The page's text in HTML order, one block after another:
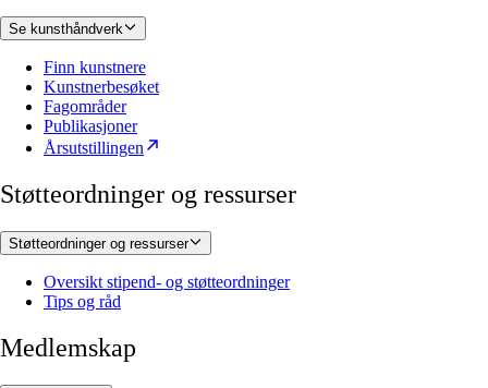
Se kunsthåndverk
Finn kunstnere
Kunstnerbesøket
Fagområder
Publikasjoner
Årsutstillingen
Støtteordninger og ressurser
Støtteordninger og ressurser
Oversikt stipend- og støtteordninger
Tips og råd
Medlemskap